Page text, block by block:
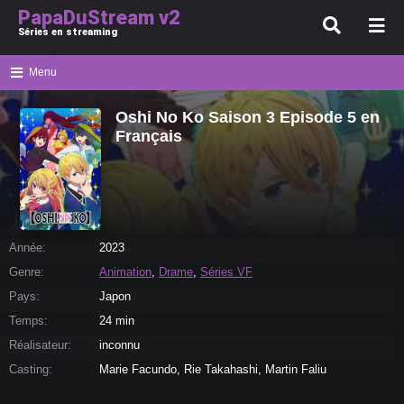
PapaDuStream v2
Séries en streaming
Menu
Oshi No Ko Saison 3 Episode 5 en
Français
Année:
2023
Genre:
Animation, Drame, Séries VF
Pays:
Japon
Temps:
24 min
Réalisateur:
inconnu
Casting:
Marie Facundo, Rie Takahashi, Martin Faliu